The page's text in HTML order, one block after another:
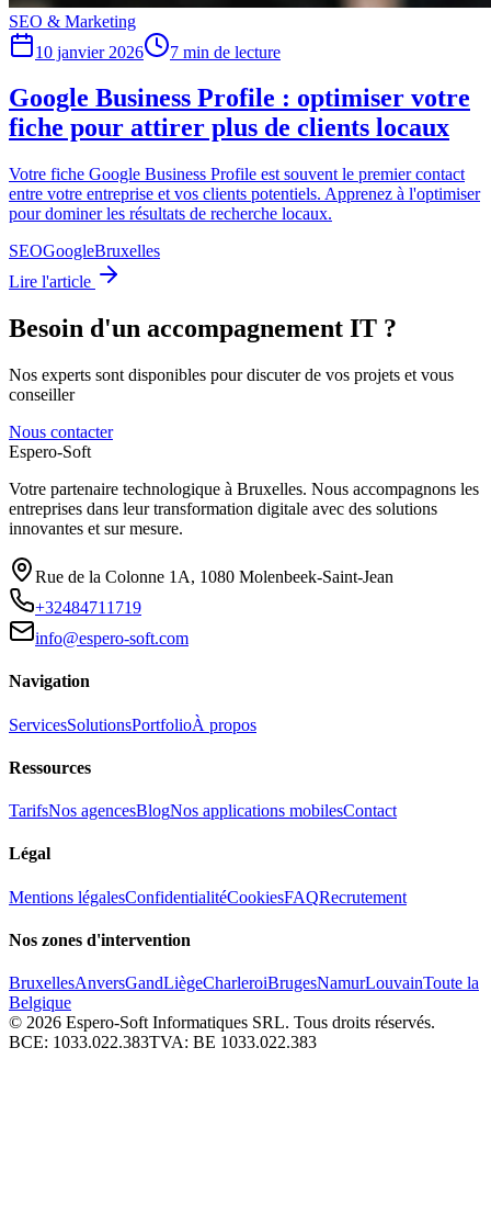
SEO & Marketing
10 janvier 2026
7 min de lecture
Google Business Profile : optimiser votre
fiche pour attirer plus de clients locaux
Votre fiche Google Business Profile est souvent le premier contact
entre votre entreprise et vos clients potentiels. Apprenez à l'optimiser
pour dominer les résultats de recherche locaux.
SEOGoogleBruxelles
Lire l'article
Besoin d'un accompagnement IT ?
Nos experts sont disponibles pour discuter de vos projets et vous
conseiller
Nous contacter
Espero-Soft
Votre partenaire technologique à Bruxelles. Nous accompagnons les
entreprises dans leur transformation digitale avec des solutions
innovantes et sur mesure.
Rue de la Colonne 1A, 1080 Molenbeek-Saint-Jean
+32484711719
info@espero-soft.com
Navigation
ServicesSolutionsPortfolioÀ propos
Ressources
TarifsNos agencesBlogNos applications mobilesContact
Légal
Mentions légalesConfidentialitéCookiesFAQRecrutement
Nos zones d'intervention
BruxellesAnversGandLiègeCharleroiBrugesNamurLouvainToute la
Belgique
© 2026 Espero-Soft Informatiques SRL. Tous droits réservés.
BCE: 1033.022.383TVA: BE 1033.022.383